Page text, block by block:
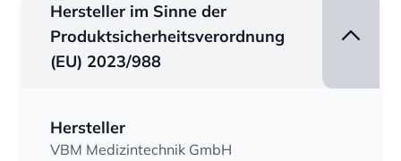
Hersteller im Sinne der
Produktsicherheitsverordnung
(EU) 2023/988
Hersteller
VBM Medizintechnik GmbH